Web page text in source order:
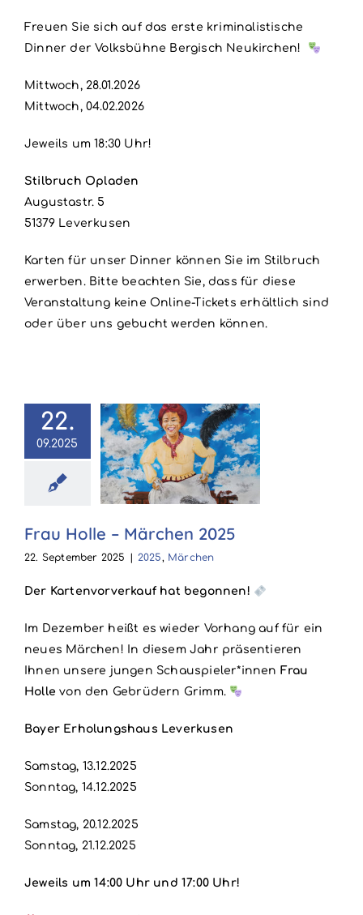
Freuen Sie sich auf das erste kriminalistische
Dinner der Volksbühne Bergisch Neukirchen!
Mittwoch, 28.01.2026
Mittwoch, 04.02.2026
Jeweils um 18:30 Uhr!
Stilbruch Opladen
Augustastr. 5
51379 Leverkusen
Karten für unser Dinner können Sie im Stilbruch
erwerben. Bitte beachten Sie, dass für diese
Veranstaltung keine Online-Tickets erhältlich sind
oder über uns gebucht werden können.
22.
09.2025
Holle –
2025
Frau Holle – Märchen 2025
22. September 2025 2025, Märchen
Der Kartenvorverkauf hat begonnen!
Im Dezember heißt es wieder Vorhang auf für ein
neues Märchen! In diesem Jahr präsentieren
Ihnen unsere jungen Schauspieler*innen Frau
Holle von den Gebrüdern Grimm.
Bayer Erholungshaus Leverkusen
Samstag, 13.12.2025
Sonntag, 14.12.2025
Samstag, 20.12.2025
Sonntag, 21.12.2025
Jeweils um 14:00 Uhr und 17:00 Uhr!